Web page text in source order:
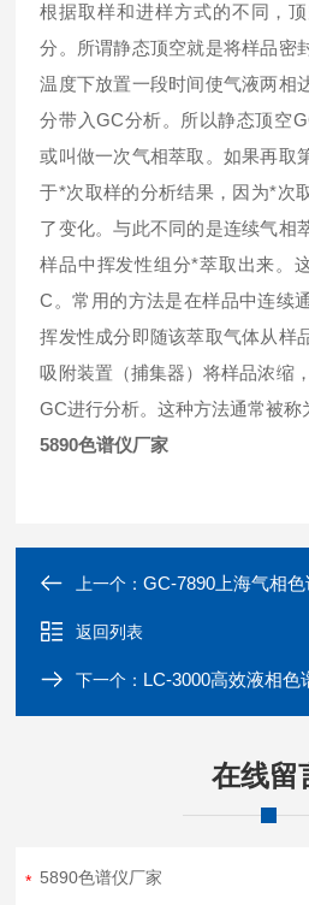
根据取样和进样方式的不同，
分。所谓静态顶空就是将样品密
温度下放置一段时间使气液两相
分带入GC分析。所以静态顶空
或叫做一次气相萃取。如果再取
于*次取样的分析结果，因为*次
了变化。与此不同的是连续气相
样品中挥发性组分*萃取出来。
C。常用的方法是在样品中连续
挥发性成分即随该萃取气体从样
吸附装置（捕集器）将样品浓缩
GC进行分析。这种方法通常被称
5890色谱仪厂家
上一个：GC-7890上海气相
返回列表
下一个： LC-3000高效液相色
在线留